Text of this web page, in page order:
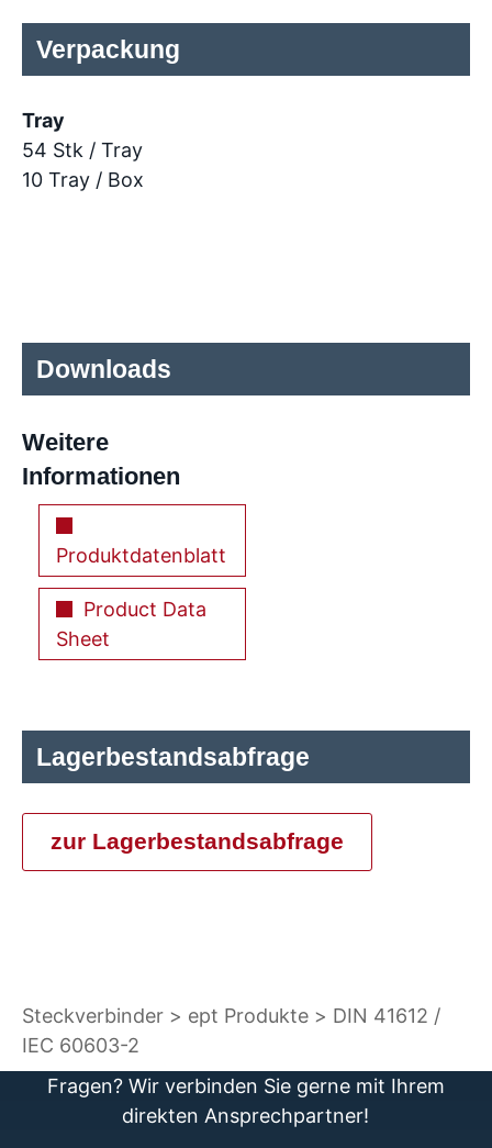
Verpackung
Tray
54 Stk / Tray
10 Tray / Box
Downloads
Weitere
Informationen
Produktdatenblatt
Product Data
Sheet
Lagerbestandsabfrage
zur Lagerbestandsabfrage
Steckverbinder ept Produkte
DIN 41612 /
IEC 60603-2
Fragen? Wir verbinden Sie gerne mit Ihrem
direkten Ansprechpartner!